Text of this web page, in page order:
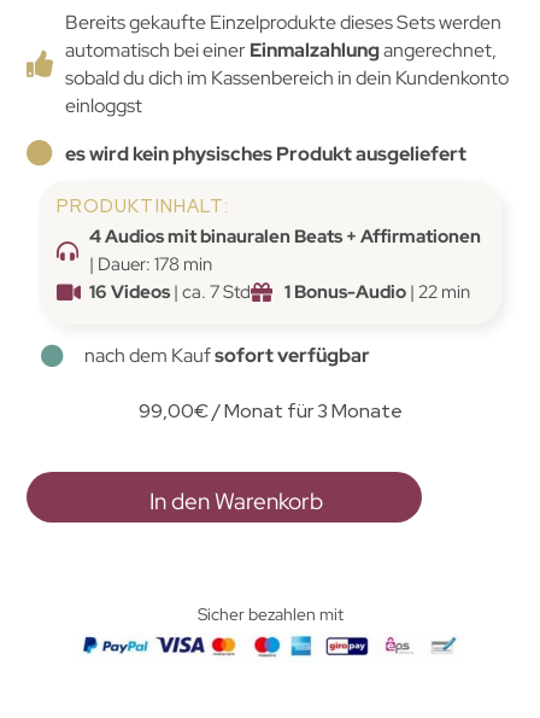
Bereits gekaufte Einzelprodukte dieses Sets werden
automatisch bei einerEinmalzahlungangerechnet,
sobald du dich im Kassenbereich in dein Kundenkonto
einloggst
es wird kein physisches Produkt ausgeliefert
PRODUKTINHALT:
4 Audios mit binauralen Beats + Affirmationen
| Dauer: 178 min
16 Videos | ca. 7 Std 1 Bonus-Audio | 22 min
nach dem Kaufsofort verfügbar
99,00€/ Monat für 3 Monate
In den Warenkorb
Sicher bezahlen mit